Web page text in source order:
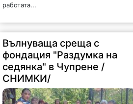
работата...
Вълнуваща среща с
фондация "Раздумка на
седянка" в Чупрене /
СНИМКИ/